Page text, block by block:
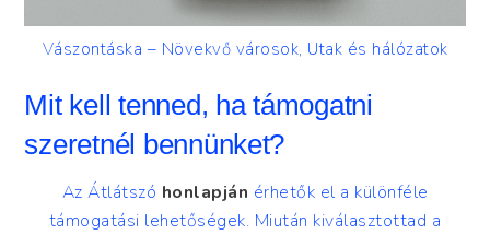
Vászontáska – Növekvő városok, Utak és hálózatok
Mit kell tenned, ha támogatni
szeretnél bennünket?
Az Átlátszó honlapján érhetők el a különféle
támogatási lehetőségek. Miután kiválasztottad a